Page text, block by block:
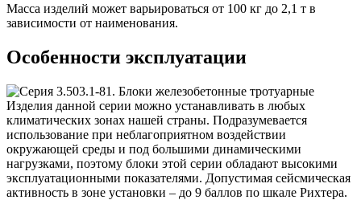
Масса изделий может варьироваться от 100 кг до 2,1 т в
зависимости от наименования.
Особенности эксплуатации
Изделия данной серии можно устанавливать в любых
климатических зонах нашей страны. Подразумевается
использование при неблагоприятном воздействии
окружающей среды и под большими динамическими
нагрузками, поэтому блоки этой серии обладают высокими
эксплуатационными показателями. Допустимая сейсмическая
активность в зоне установки – до 9 баллов по шкале Рихтера.